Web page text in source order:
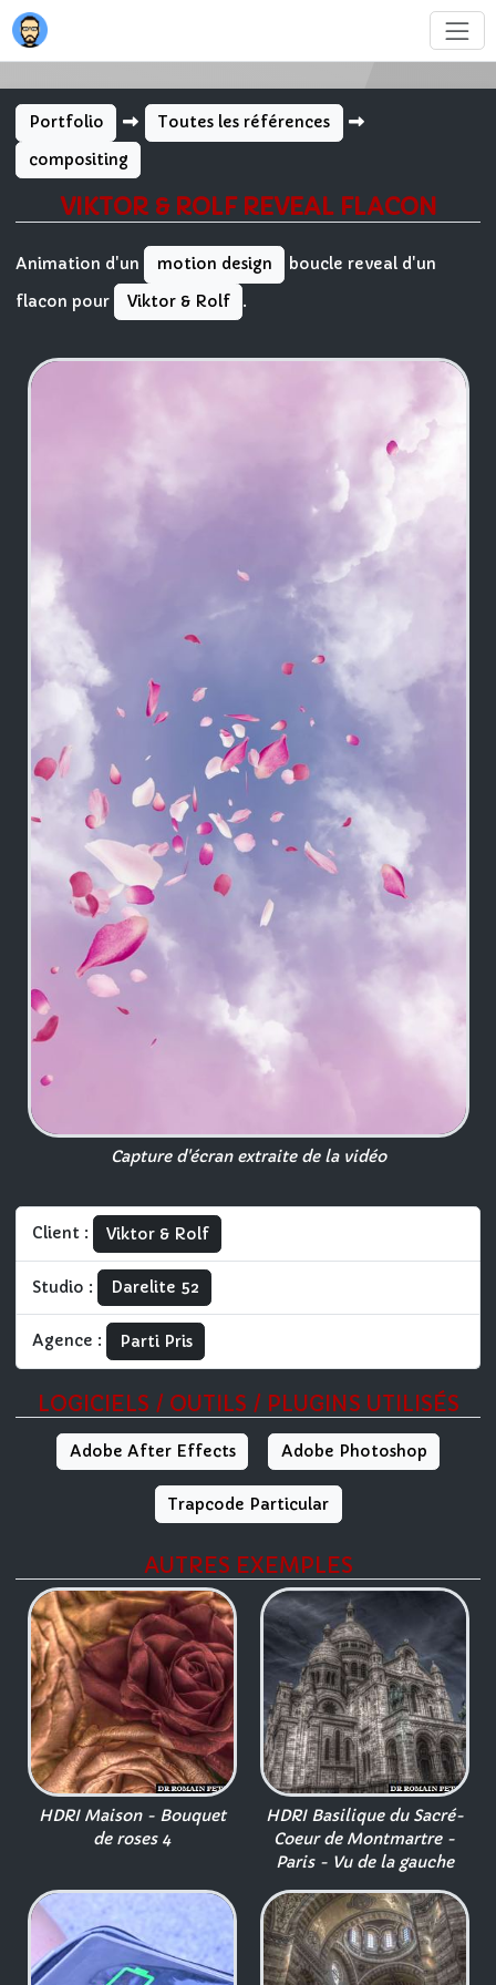
Portfolio
Toutes les références
compositing
VIKTOR & ROLF REVEAL FLACON
Animation d'un motion design
boucle reveal d'un
flacon pour
Viktor & Rolf .
Capture d'écran extraite de la vidéo
Client : Viktor & Rolf
Studio : Darelite 52
Agence : Parti Pris
LOGICIELS / OUTILS / PLUGINS UTILISÉS
Adobe After Effects Adobe Photoshop
Trapcode Particular
AUTRES EXEMPLES
HDRI Maison - Bouquet
de roses 4
HDRI Basilique du Sacré-
Coeur de Montmartre -
Paris - Vu de la gauche